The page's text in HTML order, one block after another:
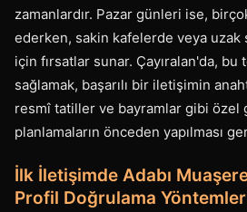
zamanlardır. Pazar günleri ise,
ederken, sakin kafelerde veya
için fırsatlar sunar. Çayıralan'da, bu
sağlamak, başarılı bir iletişimin
resmî tatiller ve bayramlar gibi özel
planlamaların önceden yapılması
İlk İletişimde Adabı
Profil Doğrulama